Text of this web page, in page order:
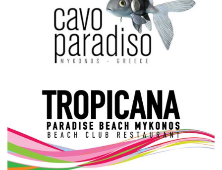
Science & Tech
Cost Of Living Crisis
Opinion + Analysis
L’Art des Sens